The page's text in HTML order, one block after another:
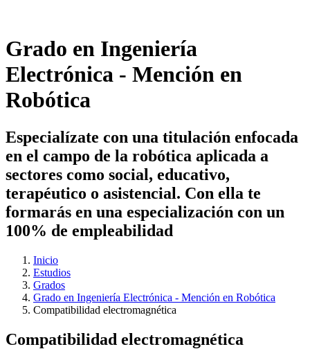
Grado en Ingeniería
Electrónica - Mención en
Robótica
Especialízate con una titulación enfocada
en el campo de la robótica aplicada a
sectores como social, educativo,
terapéutico o asistencial. Con ella te
formarás en una especialización con un
100% de empleabilidad
Inicio
Estudios
Grados
Grado en Ingeniería Electrónica - Mención en Robótica
Compatibilidad electromagnética
Compatibilidad electromagnética